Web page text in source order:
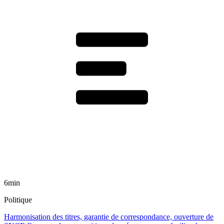
6min
Politique
Harmonisation des titres, garantie de correspondance, ouverture de